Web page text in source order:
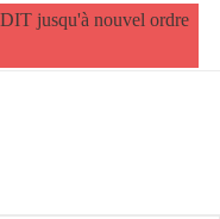
jusqu'à nouvel ordre